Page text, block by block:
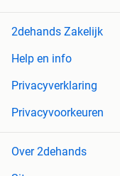
2dehands Zakelijk
Help en info
Privacyverklaring
Privacyvoorkeuren
Over 2dehands